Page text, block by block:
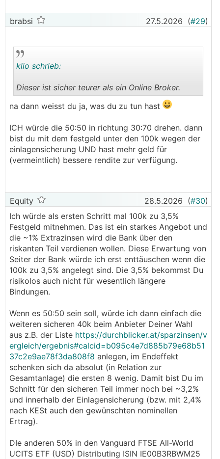
brabsi 27.5.2026 (#29)
..
klio schrieb:
Dieser ist sicher teurer als ein Online Broker.
na dann weisst du ja, was du zu tun hast
ICH würde die 50:50 in richtung 30:70 drehen. dann
bist du mit dem festgeld unter den 100k wegen der
einlagensicherung UND hast mehr geld für
(vermeintlich) bessere rendite zur verfügung.
Equity 28.5.2026 (#30)
Ich würde als ersten Schritt mal 100k zu 3,5%
Festgeld mitnehmen. Das ist ein starkes Angebot und
die ~1% Extrazinsen wird die Bank über den
riskanten Teil verdienen wollen. Diese Erwartung von
Seiter der Bank würde ich erst enttäuschen wenn die
100k zu 3,5% angelegt sind. Die 3,5% bekommst Du
risikolos auch nicht für wesentlich längere
Bindungen.
Wenn es 50:50 sein soll, würde ich dann einfach die
weiteren sicheren 40k beim Anbieter Deiner Wahl
aus z.B. der Liste https://durchblicker.at/sparzinsen/v
ergleich/ergebnis#calcid=b095c4e7d885b79e68b51
37c2e9ae78f3da808f8 anlegen, im Endeffekt
schenken sich da absolut (in Relation zur
Gesamtanlage) die ersten 8 wenig. Damit bist Du im
Schnitt für den sicheren Teil immer noch bei ~3,2%
und innerhalb der Einlagensicherung (bzw. mit 2,4%
nach KESt auch den gewünschten nominellen
Ertrag).
DIe anderen 50% in den Vanguard FTSE All-World
UCITS ETF (USD) Distributing ISIN IE00B3RBWM25